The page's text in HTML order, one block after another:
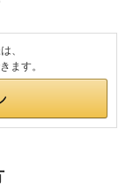
、
ます。